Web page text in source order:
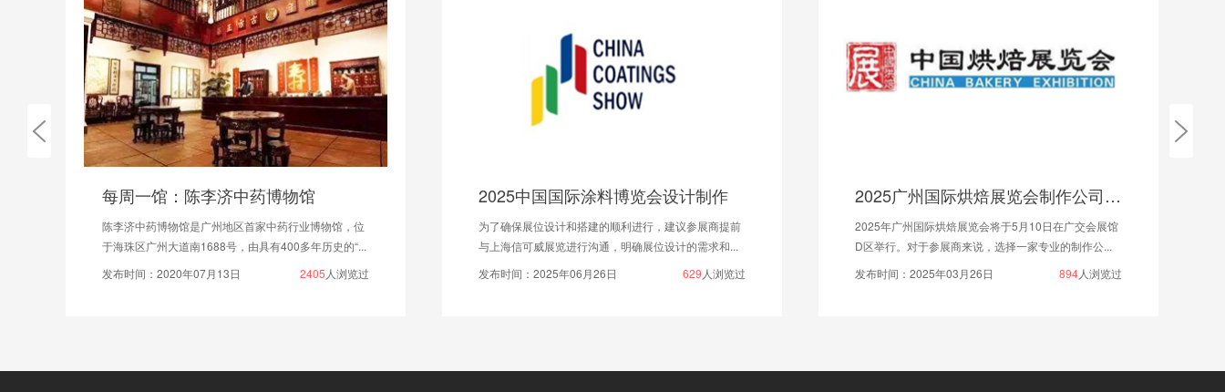
2025中国国际涂料博览会设计制作
为了确保展位设计和搭建的顺利进行，建议参展商提前
与上海信可威展览进行沟通，明确展位设计的需求和...
发布时间：2025年06月26日
2025年广州国际烘焙展览会将于5月10日在广交会展馆
D区举行。对于参展商来说，选择一家专业的制作公...
发布时间：2025年03月26日
大连自然博物馆有序开放各个展厅!
随着疫情有效控制，国内很多博物馆、陈列馆、美术馆
等展览性质的场所，在严格落实疫情防控措施，相继...
发布时间：2020年05月12日
1961